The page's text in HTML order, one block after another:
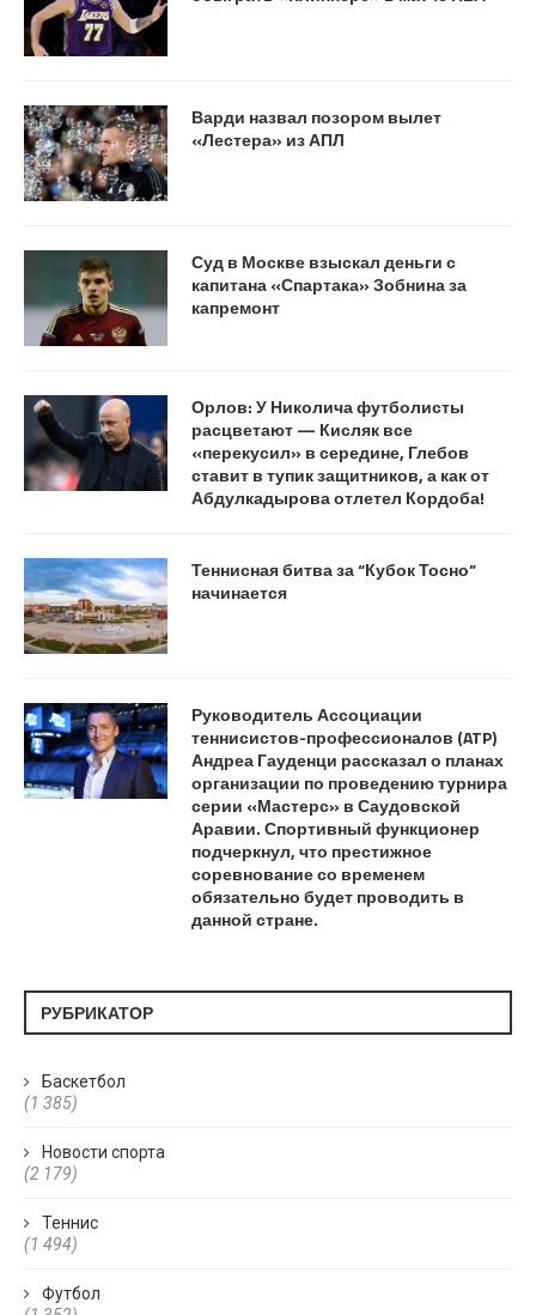
Варди назвал позором вылет
«Лестера» из АПЛ
Суд в Москве взыскал деньги с
капитана «Спартака» Зобнина за
капремонт
Орлов: У Николича футболисты
расцветают — Кисляк все
«перекусил» в середине, Глебов
ставит в тупик защитников, а как от
Абдулкадырова отлетел Кордоба!
Теннисная битва за “Кубок Тосно”
начинается
Руководитель Ассоциации
теннисистов-профессионалов (ATP)
Андреа Гауденци рассказал о планах
организации по проведению турнира
серии «Мастерс» в Саудовской
Аравии. Спортивный функционер
подчеркнул, что престижное
соревнование со временем
обязательно будет проводить в
данной стране.
РУБРИКАТОР
Баскетбол
(1 385)
Новости спорта
(2 179)
Теннис
(1 494)
Футбол